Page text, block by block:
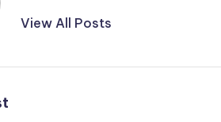
View All Posts